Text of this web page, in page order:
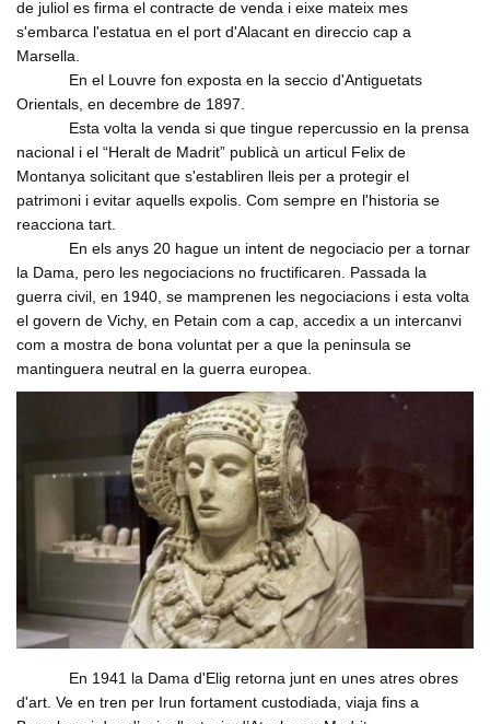
de juliol es firma el contracte de venda i eixe mateix mes
s'embarca l'estatua en el port d'Alacant en direccio cap a
Marsella.
En el Louvre fon exposta en la seccio d'Antiguetats
Orientals, en decembre de 1897.
Esta volta la venda si que tingue repercussio en la prensa
nacional i el “Heralt de Madrit” publicà un articul Felix de
Montanya solicitant que s'establiren lleis per a protegir el
patrimoni i evitar aquells expolis. Com sempre en l'historia se
reacciona tart.
En els anys 20 hague un intent de negociacio per a tornar
la Dama, pero les negociacions no fructificaren. Passada la
guerra civil, en 1940, se mamprenen les negociacions i esta volta
el govern de Vichy, en Petain com a cap, accedix a un intercanvi
com a mostra de bona voluntat per a que la peninsula se
mantinguera neutral en la guerra europea.
En 1941 la Dama d'Elig retorna junt en unes atres obres
d'art. Ve en tren per Irun fortament custodiada, viaja fins a